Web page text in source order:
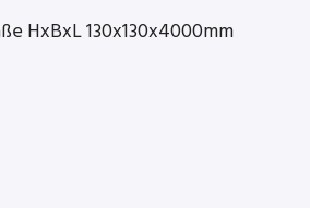
HxBxL 130x130x4000mm